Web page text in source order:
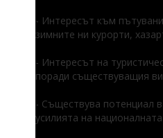
- Интересът към
зимните ни курорти,
- Интересът на
поради съществуващия
- Съществува потенциал
усилията на